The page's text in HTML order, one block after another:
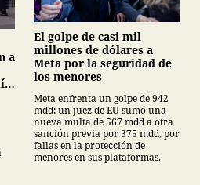
a
El golpe de casi mil
millones de dólares a
Meta por la seguridad de
los menores
Meta enfrenta un golpe de 942
mdd: un juez de EU sumó una
nueva multa de 567 mdd a otra
sanción previa por 375 mdd, por
fallas en la protección de
menores en sus plataformas.